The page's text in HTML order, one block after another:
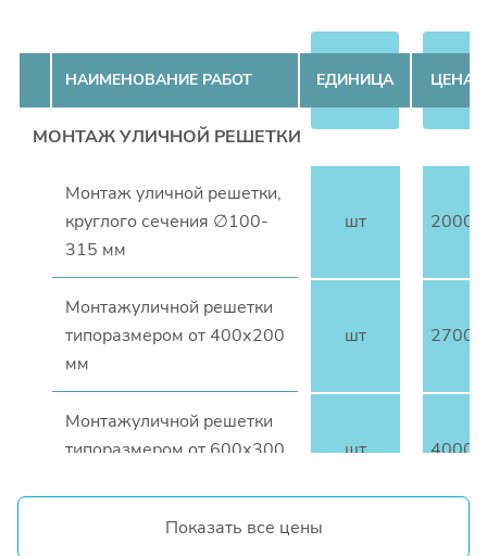
НАИМЕНОВАНИЕ РАБОТ ЕДИНИЦА ЦЕНА
МОНТАЖ УЛИЧНОЙ РЕШЕТКИ
Монтаж уличной решетки,
круглого сечения ∅100-
315 мм
шт 2000
Монтажуличной решетки
типоразмером от 400х200
мм
шт 2700
Монтажуличной решетки
типоразмером от 600х300
шт 4000
МОНТАЖ ВОЗДУШНОГО ФИЛЬТРА